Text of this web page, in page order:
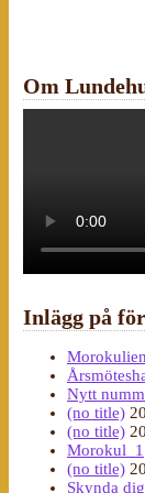
Om
Inlägg på
Nytt
(no title)
(no title)
Morokul_1
(no title)
Skynda